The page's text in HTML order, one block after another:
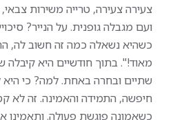
צעירה צעירה, טרייה משירות צבאי,
ועם מגבלה גופנית. על הנייר?
כשהיא נשאלה כמה זה חשוב לה,
מאוד!". בתוך חודשיים היא קיבלה
שתיים ובחרה באחת. למה? כי היא
חיפשה, התמידה והאמינה. זה לא
כשאמונה פוגשת פעולה. ותאמינו